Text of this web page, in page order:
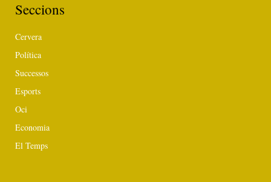
Seccions
Cervera
Política
Successos
Esports
Oci
Economia
El Temps